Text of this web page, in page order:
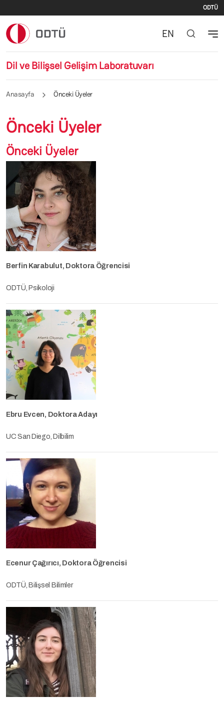
ODTÜ
Dil ve Bilişsel Gelişim Laboratuvarı
EN
Anasayfa Önceki Üyeler
Önceki Üyeler
Önceki Üyeler
Berfin Karabulut, Doktora Öğrencisi
ODTÜ, Psikoloji
Ebru Evcen, Doktora Adayı
UC San Diego, Dilbilim
Ecenur Çağırıcı, Doktora Öğrencisi
ODTÜ, Bilişsel Bilimler